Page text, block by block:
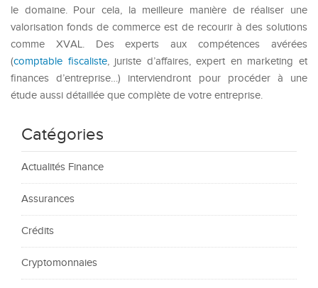
le domaine. Pour cela, la meilleure manière de réaliser une
valorisation fonds de commerce est de recourir à des solutions
comme XVAL. Des experts aux compétences avérées
(comptable fiscaliste, juriste d’affaires, expert en marketing et
finances d’entreprise…) interviendront pour procéder à une
étude aussi détaillée que complète de votre entreprise.
Catégories
Actualités Finance
Assurances
Crédits
Cryptomonnaies